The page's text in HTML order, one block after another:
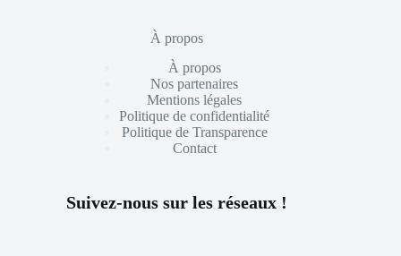
À propos
À propos
Nos partenaires
Mentions légales
Politique de confidentialité
Politique de Transparence
Contact
Suivez-nous sur les réseaux !